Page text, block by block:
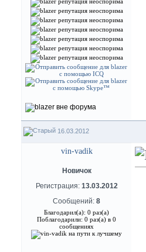
16.03.2012
vin-vadik
Новичок
Регистрация: 13.03.2012
Сообщений: 8
Благодарил(а): 0 раз(а)
Поблагодарили: 0 раз(а) в 0
сообщениях